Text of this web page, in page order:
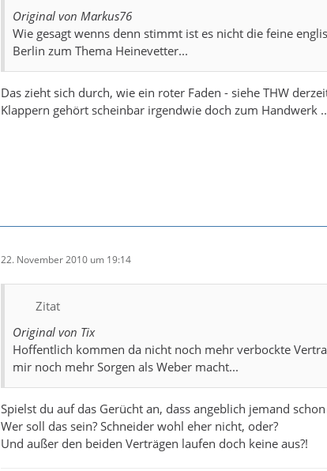
Original von Markus76
Wie gesagt wenns denn stimmt ist es nicht die feine
Berlin zum Thema Heinevetter...
Das zieht sich durch, wie ein roter Faden - siehe THW
Klappern gehört scheinbar irgendwie doch zum Handwerk ..
22. November 2010 um 19:14
Zitat
Original von Tix
Hoffentlich kommen da nicht noch mehr verbockte
mir noch mehr Sorgen als Weber macht...
Spielst du auf das Gerücht an, dass angeblich jemand
Wer soll das sein? Schneider wohl eher nicht, oder?
Und außer den beiden Verträgen laufen doch keine aus?!